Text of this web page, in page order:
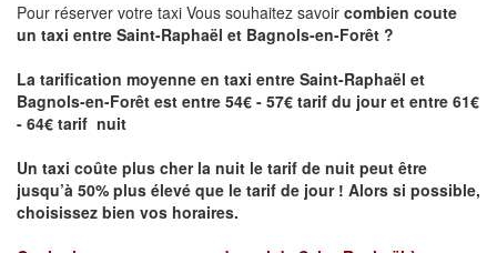
Pour réserver votre taxi Vous souhaitez savoir combien coute
un taxi entre Saint-Raphaël et Bagnols-en-Forêt ?
La tarification moyenne en taxi entre Saint-Raphaël et
Bagnols-en-Forêt est entre 54€ - 57€ tarif du jour et entre 61€
- 64€ tarif nuit
Un taxi coûte plus cher la nuit le tarif de nuit peut être
jusqu’à 50% plus élevé que le tarif de jour ! Alors si possible,
choisissez bien vos horaires.